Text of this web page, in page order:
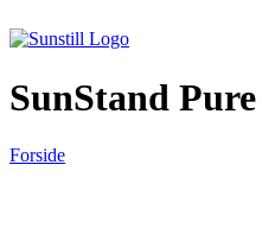
SunStand Pure
Forside